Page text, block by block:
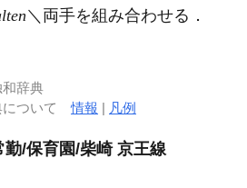
＼両手を組み合わせる．
辞典
について情報 | 凡例
/保育園/柴崎 京王線